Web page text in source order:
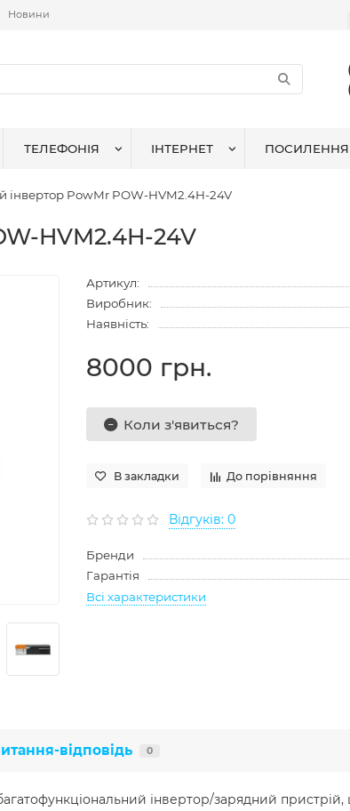
Новини
ТЕЛЕФОНІЯ ІНТЕРНЕТ ПОСИЛЕННЯ
інвертор PowMr POW-HVM2.4H-24V
HVM2.4H-24V
Артикул:
Виробник:
Наявність:
8000 грн.
Коли з'явиться?
В закладки До порівняння
Відгуків: 0
Бренди
Гарантія
Всі характеристики
відповідь 0
інвертор/зарядний